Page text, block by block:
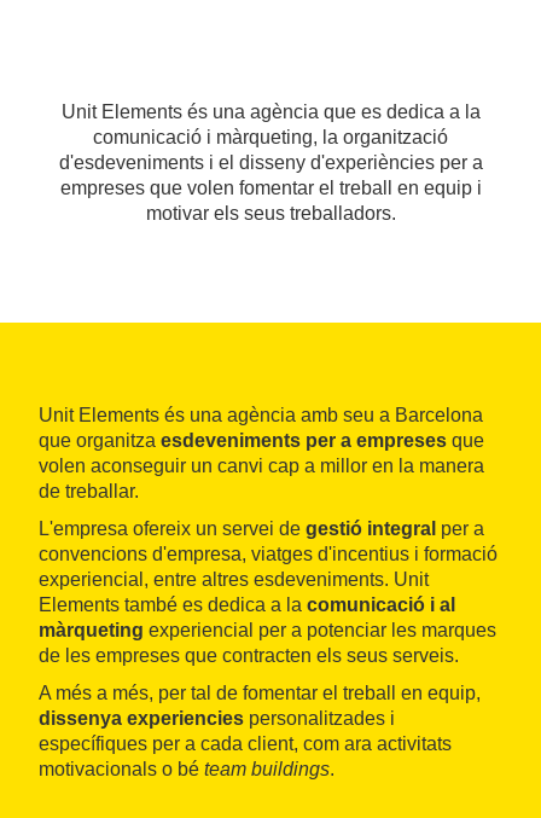
Unit Elements és una agència que es dedica a la
comunicació i màrqueting, la organització
d'esdeveniments i el disseny d'experiències per a
empreses que volen fomentar el treball en equip i
motivar els seus treballadors.
Unit Elements és una agència amb seu a Barcelona
que organitza esdeveniments per a empreses que
volen aconseguir un canvi cap a millor en la manera
de treballar.
L'empresa ofereix un servei de gestió integral per a
convencions d'empresa, viatges d'incentius i formació
experiencial, entre altres esdeveniments. Unit
Elements també es dedica a la comunicació i al
màrqueting experiencial per a potenciar les marques
de les empreses que contracten els seus serveis.
A més a més, per tal de fomentar el treball en equip,
dissenya experiencies personalitzades i
específiques per a cada client, com ara activitats
motivacionals o bé team buildings.